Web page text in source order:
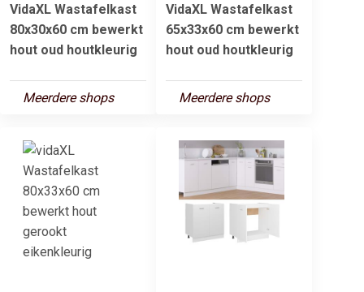
VidaXL Wastafelkast
80x30x60 cm bewerkt
hout oud houtkleurig
Meerdere shops
VidaXL Wastafelkast
65x33x60 cm bewerkt
hout oud houtkleurig
Meerdere shops